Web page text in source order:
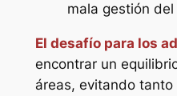
mala gestión
El desafío para los
encontrar un
áreas, evitando